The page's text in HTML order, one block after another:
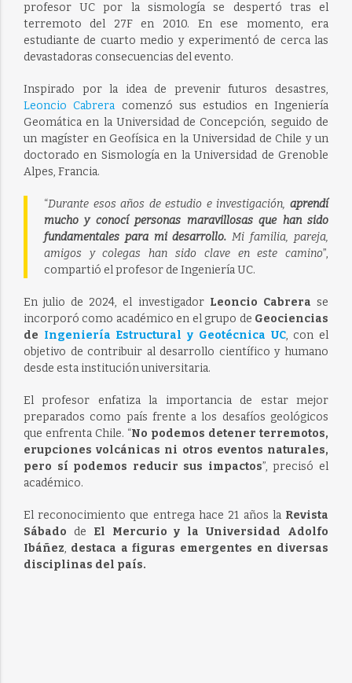
profesor UC por la sismología se despertó tras el
terremoto del 27F en 2010. En ese momento, era
estudiante de cuarto medio y experimentó de cerca las
devastadoras consecuencias del evento.
Inspirado por la idea de prevenir futuros desastres,
Leoncio Cabrera comenzó sus estudios en Ingeniería
Geomática en la Universidad de Concepción, seguido de
un magíster en Geofísica en la Universidad de Chile y un
doctorado en Sismología en la Universidad de Grenoble
Alpes, Francia.
“Durante esos años de estudio e investigación,aprendí
mucho y conocí personas maravillosas que han sido
fundamentales para mi desarrollo. Mi familia, pareja,
amigos y colegas han sido clave en este camino”,
compartió el profesor de Ingeniería UC.
En julio de 2024, el investigador Leoncio Cabrera se
incorporó como académico en el grupo de Geociencias
de Ingeniería Estructural y Geotécnica UC, con el
objetivo de contribuir al desarrollo científico y humano
desde esta institución universitaria.
El profesor enfatiza la importancia de estar mejor
preparados como país frente a los desafíos geológicos
que enfrenta Chile. “No podemos detener terremotos,
erupciones volcánicas ni otros eventos naturales,
pero sí podemos reducir sus impactos”, precisó el
académico.
El reconocimiento que entrega hace 21 años la Revista
Sábado de El Mercurio y la Universidad Adolfo
Ibáñez, destaca a figuras emergentes en diversas
disciplinas del país.